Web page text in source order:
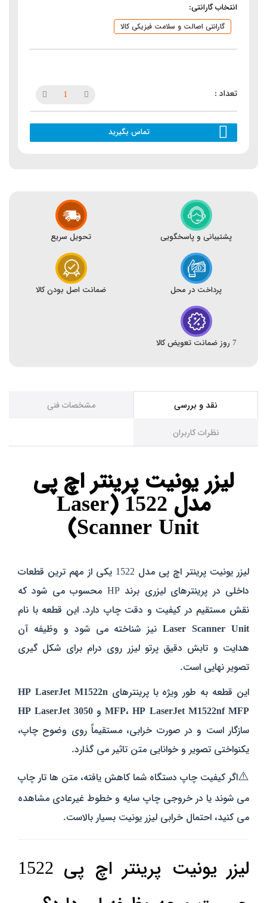
انتخاب گارانتی:
گارانتی اصالت و سلامت فیزیکی کالا
تماس بگیرید
پشتیبانی و پاسخگویی تحویل سریع
پرداخت در محل ضمانت اصل بودن کالا
7 روز ضمانت تعویض کالا
نقد و بررسی مشخصات فنی
نظرات کاربران
لیزر یونیت پرینتر اچ پی
مدل 1522 (Laser
Scanner Unit)
لیزر یونیت پرینتر اچ پی مدل 1522 یکی از مهم‌ ترین قطعات
داخلی در پرینترهای لیزری برند HP محسوب می‌ شود که
نقش مستقیم در کیفیت و دقت چاپ دارد. این قطعه با نام
Laser Scanner Unitنیز شناخته می‌ شود و وظیفه آن
هدایت و تابش دقیق پرتو لیزر روی درام برای شکل‌ گیری
تصویر نهایی است.
این قطعه به طور ویژه با پرینترهایHP LaserJet M1522n
MFP،HP LaserJet M1522nf MFP وHP LaserJet 3050
سازگار است و در صورت خرابی، مستقیماً روی وضوح چاپ،
یکنواختی تصویر و خوانایی متن تاثیر می‌ گذارد.
⚠️اگر کیفیت چاپ دستگاه شما کاهش یافته، متن‌ ها تار چاپ
می‌ شوند یا در خروجی چاپ سایه و خطوط غیرعادی مشاهده
می‌ کنید، احتمال خرابی لیزر یونیت بسیار بالاست.
لیزر یونیت پرینتر اچ پی 1522